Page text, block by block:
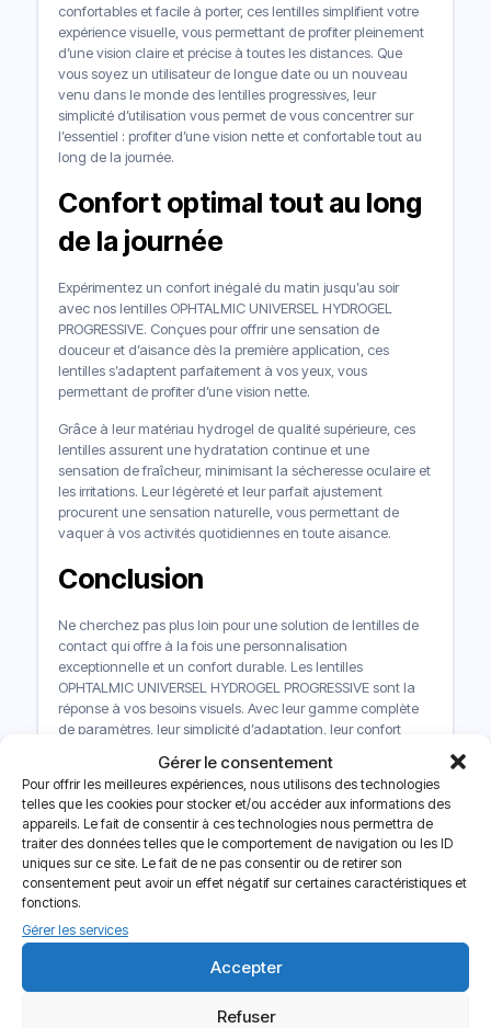
Gérer le consentement
Pour offrir les meilleures expériences, nous utilisons des technologies
telles que les cookies pour stocker et/ou accéder aux informations des
appareils. Le fait de consentir à ces technologies nous permettra de
traiter des données telles que le comportement de navigation ou les ID
uniques sur ce site. Le fait de ne pas consentir ou de retirer son
consentement peut avoir un effet négatif sur certaines caractéristiques et
fonctions.
Gérer les services
Accepter
Refuser
confortables et facile à porter, ces lentilles simplifient votre
expérience visuelle, vous permettant de profiter pleinement
d’une vision claire et précise à toutes les distances. Que
vous soyez un utilisateur de longue date ou un nouveau
venu dans le monde des lentilles progressives, leur
simplicité d’utilisation vous permet de vous concentrer sur
l’essentiel : profiter d’une vision nette et confortable tout au
long de la journée.
Confort optimal tout au long
de la journée
Expérimentez un confort inégalé du matin jusqu’au soir
avec nos lentilles OPHTALMIC UNIVERSEL HYDROGEL
PROGRESSIVE. Conçues pour offrir une sensation de
douceur et d’aisance dès la première application, ces
lentilles s’adaptent parfaitement à vos yeux, vous
permettant de profiter d’une vision nette.
Grâce à leur matériau hydrogel de qualité supérieure, ces
lentilles assurent une hydratation continue et une
sensation de fraîcheur, minimisant la sécheresse oculaire et
les irritations. Leur légèreté et leur parfait ajustement
procurent une sensation naturelle, vous permettant de
vaquer à vos activités quotidiennes en toute aisance.
Conclusion
Ne cherchez pas plus loin pour une solution de lentilles de
contact qui offre à la fois une personnalisation
exceptionnelle et un confort durable. Les lentilles
OPHTALMIC UNIVERSEL HYDROGEL PROGRESSIVE sont la
réponse à vos besoins visuels. Avec leur gamme complète
de paramètres, leur simplicité d’adaptation, leur confort
pour une vision nette et confortable au quotidien. Optez
pour la qualité et la personnalisation avec OPHTALMIC
UNIVERSEL HYDROGEL PROGRESSIVE et offrez à vos yeux le
meilleur.
Caractéristiques de la
lentille mensuelle Ophtalmic
Universel Hydrogel
Progressive